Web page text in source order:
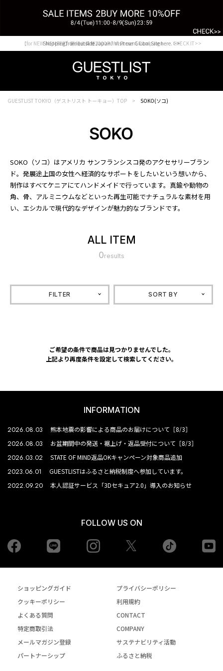
Shopping from outside Japan? Visit our Global Site here. >>
【for NEW MEMBER】新規会員様1000Point Present Campaign CHECK IT>>
GUESTLIST TOKYO（ゲストリスト トーキョー）TOP SOKO(ソコ)
SOKO（ソコ）はアメリカ サンフランシスコ発のアクセサリーブラン
ド。発展途上国の女性へ経済的なサポートをしたいという想いから、
制作はすべてケニアにてハンドメイドで行っています。真鍮や動物の
角、骨、アルミニウムなどといった再生可能でナチュラルな素材を用
い、エシカルで現代的なデザインが魅力的なブランドです。
ALL ITEM
0results
FILTER SORT BY
ご希望の条件で商品は見つかりませんでした。
上記より再度条件を設定して検索してください。
INFORMATION
2026.08.03 熊本地震の影響による商品のお届けについて［8/3］
2026.08.03 お盆期間中の発送・裾上げ・返品受付について［8/3］
2026.03.02 STATE OF MIND返品OKキャンペーン対象商品追加
2023.06.01 GUESTLISTはふるさと納税制度へ参加しています。
2022.09.20 本人認証サービス「3Dセキュア2.0」導入のお知らせ
FOLLOW US ON
Facebook Instagram tiktok
ショッピングガイド
プライバシーポリシー
クッキーポリシー
利用規約
よくある質問
CONTACT
特定商取引法
COMPANY
メールマガジン登録
サステナビリティ活動
パートナーシップ
ふるさと納税